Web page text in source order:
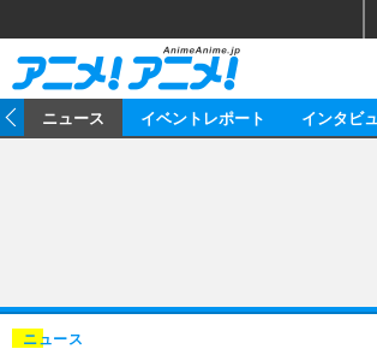
ニュース イベントレポート インタビ
ニュース